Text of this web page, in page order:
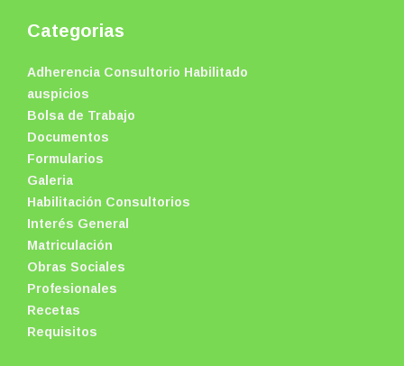
Categorias
Adherencia Consultorio Habilitado
auspicios
Bolsa de Trabajo
Documentos
Formularios
Galeria
Habilitación Consultorios
Interés General
Matriculación
Obras Sociales
Profesionales
Recetas
Requisitos